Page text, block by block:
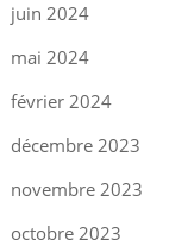
juin 2024
mai 2024
février 2024
décembre 2023
novembre 2023
octobre 2023